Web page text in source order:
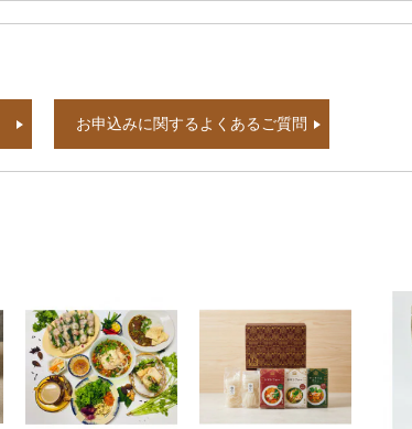
お申込みに関するよくあるご質問